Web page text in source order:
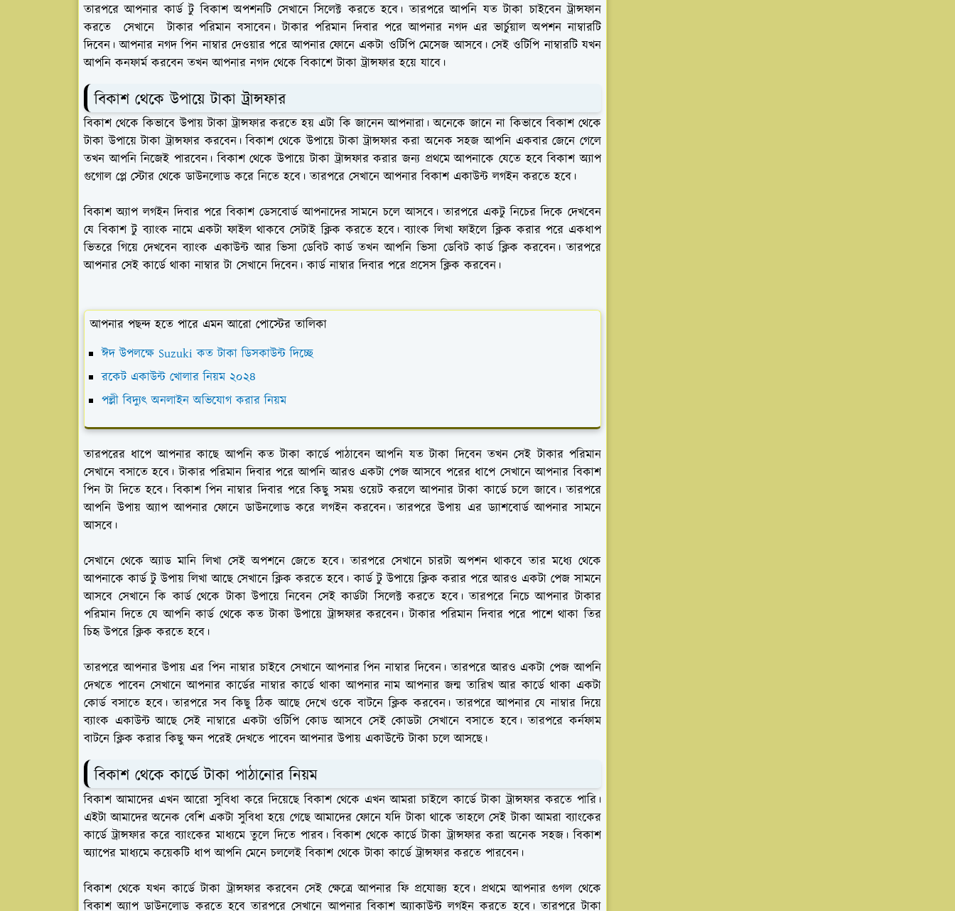
তারপরে আপনার কার্ড টু বিকাশ অপশনটি সেখানে সিলেক্ট করতে হবে। তারপরে আপনি যত টাকা চাইবেন ট্রান্সফান
করতে সেখানে টাকার পরিমান বসাবেন। টাকার পরিমান দিবার পরে আপনার নগদ এর ভার্চুয়াল অপশন নাম্বারটি
দিবেন। আপনার নগদ পিন নাম্বার দেওয়ার পরে আপনার ফোনে একটা ওটিপি মেসেজ আসবে। সেই ওটিপি নাম্বারটি যখন
আপনি কনফার্ম করবেন তখন আপনার নগদ থেকে বিকাশে টাকা ট্রান্সফার হয়ে যাবে।
বিকাশ থেকে উপায়ে টাকা ট্রান্সফার
বিকাশ থেকে কিভাবে উপায় টাকা ট্রান্সফার করতে হয় এটা কি জানেন আপনারা। অনেকে জানে না কিভাবে বিকাশ থেকে
টাকা উপায়ে টাকা ট্রান্সফার করবেন। বিকাশ থেকে উপায়ে টাকা ট্রান্সফার করা অনেক সহজ আপনি একবার জেনে গেলে
তখন আপনি নিজেই পারবেন। বিকাশ থেকে উপায়ে টাকা ট্রান্সফার করার জন্য প্রথমে আপনাকে যেতে হবে বিকাশ অ্যাপ
গুগোল প্লে স্টোর থেকে ডাউনলোড করে নিতে হবে। তারপরে সেখানে আপনার বিকাশ একাউন্ট লগইন করতে হবে।
বিকাশ অ্যাপ লগইন দিবার পরে বিকাশ ডেসবোর্ড আপনাদের সামনে চলে আসবে। তারপরে একটু নিচের দিকে দেখবেন
যে বিকাশ টু ব্যাংক নামে একটা ফাইল থাকবে সেটাই ক্লিক করতে হবে। ব্যাংক লিখা ফাইলে ক্লিক করার পরে একধাপ
ভিতরে গিয়ে দেখবেন ব্যাংক একাউন্ট আর ভিসা ডেবিট কার্ড তখন আপনি ভিসা ডেবিট কার্ড ক্লিক করবেন। তারপরে
আপনার সেই কার্ডে থাকা নাম্বার টা সেখানে দিবেন। কার্ড নাম্বার দিবার পরে প্রসেস ক্লিক করবেন।
আপনার পছন্দ হতে পারে এমন আরো পোস্টের তালিকা
ঈদ উপলক্ষে Suzuki কত টাকা ডিসকাউন্ট দিচ্ছে
রকেট একাউন্ট খোলার নিয়ম ২০২৪
পল্লী বিদ্যুৎ অনলাইন অভিযোগ করার নিয়ম
তারপরের ধাপে আপনার কাছে আপনি কত টাকা কার্ডে পাঠাবেন আপনি যত টাকা দিবেন তখন সেই টাকার পরিমান
সেখানে বসাতে হবে। টাকার পরিমান দিবার পরে আপনি আরও একটা পেজ আসবে পরের ধাপে সেখানে আপনার বিকাশ
পিন টা দিতে হবে। বিকাশ পিন নাম্বার দিবার পরে কিছু সময় ওয়েট করলে আপনার টাকা কার্ডে চলে জাবে। তারপরে
আপনি উপায় অ্যাপ আপনার ফোনে ডাউনলোড করে লগইন করবেন। তারপরে উপায় এর ড্যাশবোর্ড আপনার সামনে
আসবে।
সেখানে থেকে অ্যাড মানি লিখা সেই অপশনে জেতে হবে। তারপরে সেখানে চারটা অপশন থাকবে তার মধ্যে থেকে
আপনাকে কার্ড টু উপায় লিখা আছে সেখানে ক্লিক করতে হবে। কার্ড টু উপায়ে ক্লিক করার পরে আরও একটা পেজ সামনে
আসবে সেখানে কি কার্ড থেকে টাকা উপায়ে নিবেন সেই কার্ডটা সিলেক্ট করতে হবে। তারপরে নিচে আপনার টাকার
পরিমান দিতে যে আপনি কার্ড থেকে কত টাকা উপায়ে ট্রান্সফার করবেন। টাকার পরিমান দিবার পরে পাশে থাকা তির
চিহৃ উপরে ক্লিক করতে হবে।
তারপরে আপনার উপায় এর পিন নাম্বার চাইবে সেখানে আপনার পিন নাম্বার দিবেন। তারপরে আরও একটা পেজ আপনি
দেখতে পাবেন সেখানে আপনার কার্ডের নাম্বার কার্ডে থাকা আপনার নাম আপনার জন্ম তারিখ আর কার্ডে থাকা একটা
কোর্ড বসাতে হবে। তারপরে সব কিছু ঠিক আছে দেখে ওকে বাটনে ক্লিক করবেন। তারপরে আপনার যে নাম্বার দিয়ে
ব্যাংক একাউন্ট আছে সেই নাম্বারে একটা ওটিপি কোড আসবে সেই কোডটা সেখানে বসাতে হবে। তারপরে কর্নফাম
বাটনে ক্লিক করার কিছু ক্ষন পরেই দেখতে পাবেন আপনার উপায় একাউন্টে টাকা চলে আসছে।
বিকাশ থেকে কার্ডে টাকা পাঠানোর নিয়ম
বিকাশ আমাদের এখন আরো সুবিধা করে দিয়েছে বিকাশ থেকে এখন আমরা চাইলে কার্ডে টাকা ট্রান্সফার করতে পারি।
এইটা আমাদের অনেক বেশি একটা সুবিধা হয়ে গেছে আমাদের ফোনে যদি টাকা থাকে তাহলে সেই টাকা আমরা ব্যাংকের
কার্ডে ট্রান্সফার করে ব্যাংকের মাধ্যমে তুলে দিতে পারব। বিকাশ থেকে কার্ডে টাকা ট্রান্সফার করা অনেক সহজ। বিকাশ
অ্যাপের মাধ্যমে কয়েকটি ধাপ আপনি মেনে চললেই বিকাশ থেকে টাকা কার্ডে ট্রান্সফার করতে পারবেন।
বিকাশ থেকে যখন কার্ডে টাকা ট্রান্সফার করবেন সেই ক্ষেত্রে আপনার ফি প্রযোজ্য হবে। প্রথমে আপনার গুগল থেকে
বিকাশ অ্যাপ ডাউনলোড করতে হবে তারপরে সেখানে আপনার বিকাশ অ্যাকাউন্ট লগইন করতে হবে। তারপরে টাকা